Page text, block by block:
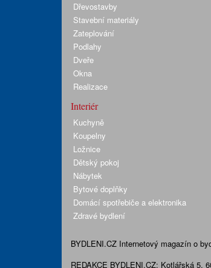
Dřevostavby
Stavební materiály
Zateplování
Podlahy
Dveře
Okna
Realizace
Interiér
Kuchyně
Koupelny
Ložnice
Dětský pokoj
Nábytek
Bytové doplňky
Domácí spotřebiče a elektronika
Zdravé bydlení
BYDLENI.CZ Internetový magazín o
REDAKCE BYDLENI.CZ: Kotlářská 5,